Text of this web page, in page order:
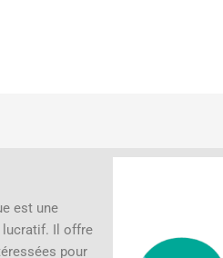
est une
Il offre
pour